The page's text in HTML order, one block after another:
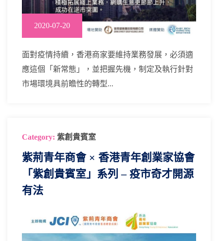
2020-07-20
面對疫情持續，香港商家要維持業務發展，必須適
應這個「新常態」，並把握先機，制定及執行針對
市場環境具前瞻性的轉型...
Category: 紫創貴賓室
紫荊青年商會 × 香港青年創業家協會
「紫創貴賓室」系列 – 疫市奇才開源
有法